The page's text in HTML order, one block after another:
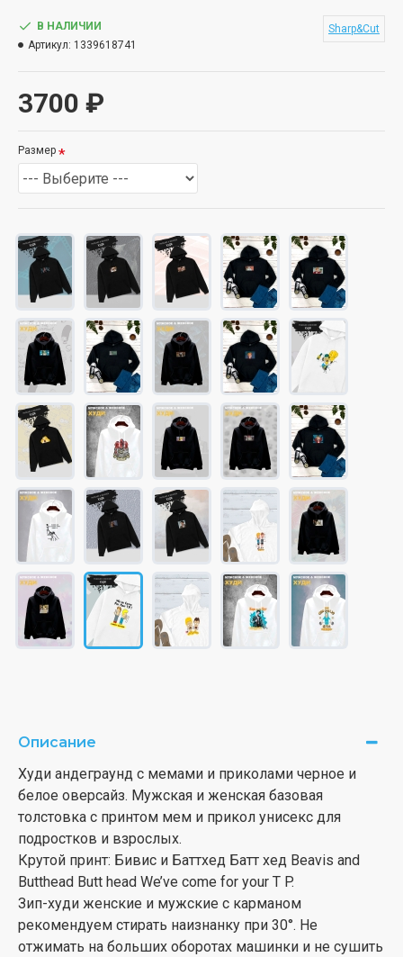
3700 ₽
В НАЛИЧИИ
Артикул: 1339618741
Sharp&Cut
Размер
Описание
Худи андеграунд с мемами и приколами черное и
белое оверсайз. Мужская и женская базовая
толстовка с принтом мем и прикол унисекс для
подростков и взрослых.
Крутой принт: Бивис и Баттхед Батт хед Beavis and
Butthead Butt head We’ve come for your T P.
Зип-худи женские и мужские с карманом
рекомендуем стирать наизнанку при 30°. Не
отжимать на больших оборотах машинки и не сушить